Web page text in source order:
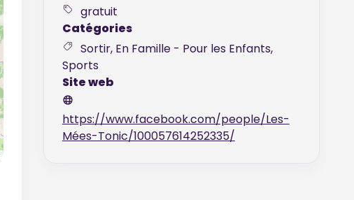
gratuit
Catégories
Sortir, En Famille - Pour les Enfants,
Sports
Site web
https://www.facebook.com/people/Les-
Mées-Tonic/100057614252335/